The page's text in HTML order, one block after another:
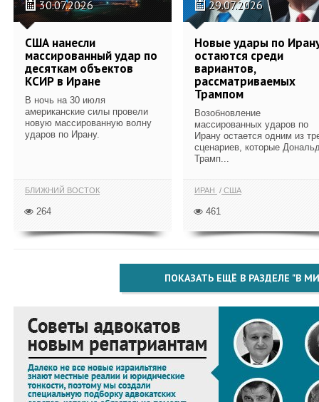
30.07.2026
США нанесли
массированный удар по
десяткам объектов
КСИР в Иране
В ночь на 30 июля
американские силы провели
новую массированную волну
ударов по Ирану.
БЛИЖНИЙ ВОСТОК
264
29.07.2026
Новые удары по
остаются среди
вариантов,
рассматриваемых
Трампом
Возобновление
массированных ударов по
Ирану остается одним из
сценариев, которые
Трамп...
ИРАН США
461
ПОКАЗАТЬ ЕЩЁ В РАЗДЕЛЕ "В